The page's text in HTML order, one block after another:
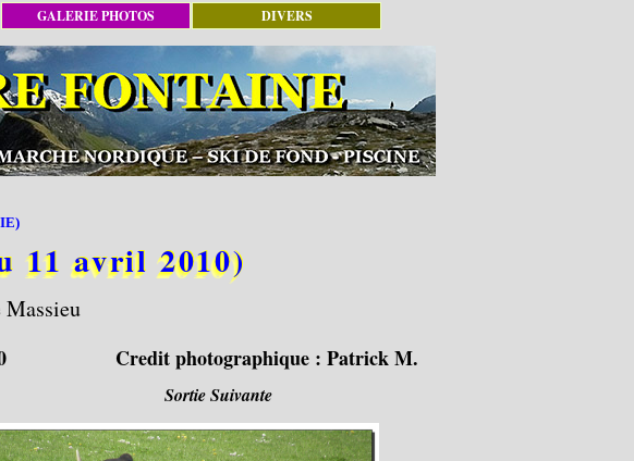
GALERIE PHOTOS DIVERS
11 avril 2010)
Credit photographique : Patrick M.
Sortie Suivante